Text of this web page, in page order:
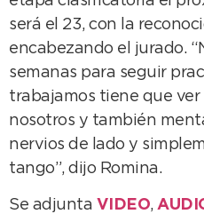
será el 23, con la
encabezando el jurado.
semanas para seguir
trabajamos tiene que
nosotros y también
nervios de lado y
tango”, dijo Romina.
Se adjunta VIDEO,